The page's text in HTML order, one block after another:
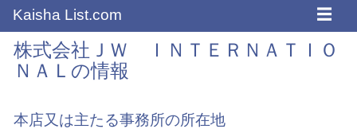
Kaisha List.com ☰
株式会社ＪＷ ＩＮＴＥＲＮＡＴＩＯ
ＮＡＬの情報
本店又は主たる事務所の所在地